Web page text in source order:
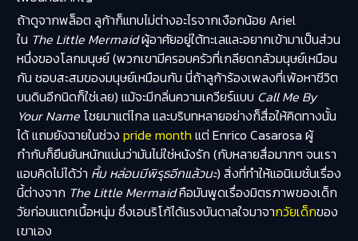
ถ้าดูจากพล็อต ลูก้าก็แทบไม่ต่างอะไรจากเงือกน้อย Ariel
ใน The Little Mermaidผู้อาศัยอยู่ใต้ทะเลและอยากเข้ามาเป็นส่วน
หนึ่งของโลกมนุษย์ (พวกเขามีครอบครัวที่เกลียดกลัวมนุษย์เหมือน
กัน ชอบสะสมของมนุษย์เหมือนกัน นี่ถ้าลูก้าร้องเพลงที่เพ้อหาชีวิต
บนดินอีกนิดก็ใช่เลย) แม้จะมีกลิ่นความเควียร์แบบ Call Me By
Your Nameโชยมาแต่ไกล และบริบทหลายอย่างก็สื่อให้คิดทางนั้น
ได้ แถมยังฉายในช่วง pride month แต่ Enrico Casarosa ผู้
กำกับก็ยืนยันหนักแน่นว่ามันไม่ใช่หนังรัก (กับหลายสื่อมากๆ จนเรา
แอบคิดไม่ได้ว่า หื้ม หล่อนมีพิรุธอีกแล้วนะ) สิ่งที่ทำให้แอนิเมชั่นเรื่อง
นี้ต่างจาก The Little Mermaidคือมันพูดเรื่องมิตรภาพของเด็ก
วัยก่อนแตกเนื้อหนุ่ม ซึ่งเอนริโก้ได้แรงบันดาลใจมาจากวัยเด็กของ
เขาเอง